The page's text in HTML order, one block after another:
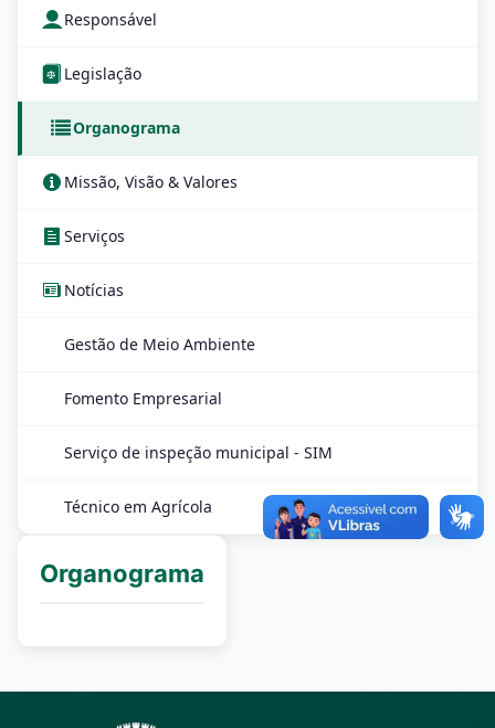
Responsável
Legislação
Organograma
Missão, Visão & Valores
Serviços
Notícias
Gestão de Meio Ambiente
Fomento Empresarial
Serviço de inspeção municipal - SIM
Técnico em Agrícola
Organograma